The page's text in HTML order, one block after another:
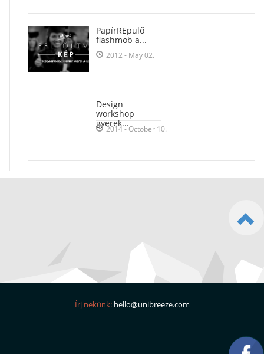
PapírREpülő
flashmob a...
2012 - May 02.
Design
workshop
gyerek...
2014 - October 10.
Írj nekünk: hello@unibreeze.com